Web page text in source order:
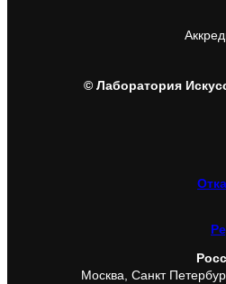
© Лаборатория
Москва, Санкт